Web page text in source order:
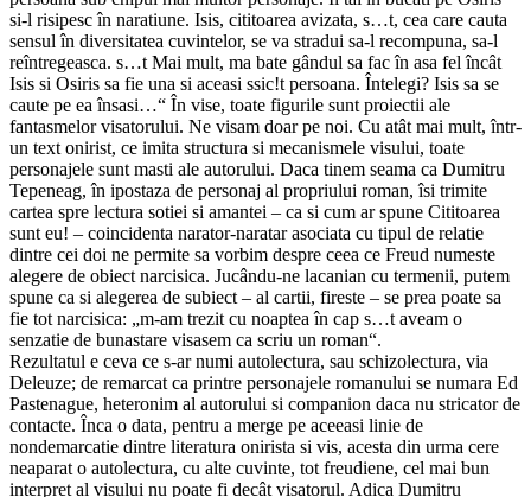
si-l risipesc în naratiune. Isis, cititoarea avizata, s…t, cea care cauta
sensul în diversitatea cuvintelor, se va stradui sa-l recompuna, sa-l
reîntregeasca. s…t Mai mult, ma bate gândul sa fac în asa fel încât
Isis si Osiris sa fie una si aceasi ssic!t persoana. Întelegi? Isis sa se
caute pe ea însasi…“ În vise, toate figurile sunt proiectii ale
fantasmelor visatorului. Ne visam doar pe noi. Cu atât mai mult, într-
un text onirist, ce imita structura si mecanismele visului, toate
personajele sunt masti ale autorului. Daca tinem seama ca Dumitru
Tepeneag, în ipostaza de personaj al propriului roman, îsi trimite
cartea spre lectura sotiei si amantei – ca si cum ar spune Cititoarea
sunt eu! – coincidenta narator-naratar asociata cu tipul de relatie
dintre cei doi ne permite sa vorbim despre ceea ce Freud numeste
alegere de obiect narcisica. Jucându-ne lacanian cu termenii, putem
spune ca si alegerea de subiect – al cartii, fireste – se prea poate sa
fie tot narcisica: „m-am trezit cu noaptea în cap s…t aveam o
senzatie de bunastare visasem ca scriu un roman“.
Rezultatul e ceva ce s-ar numi autolectura, sau schizolectura, via
Deleuze; de remarcat ca printre personajele romanului se numara Ed
Pastenague, heteronim al autorului si companion daca nu stricator de
contacte. Înca o data, pentru a merge pe aceeasi linie de
nondemarcatie dintre literatura onirista si vis, acesta din urma cere
neaparat o autolectura, cu alte cuvinte, tot freudiene, cel mai bun
interpret al visului nu poate fi decât visatorul. Adica Dumitru